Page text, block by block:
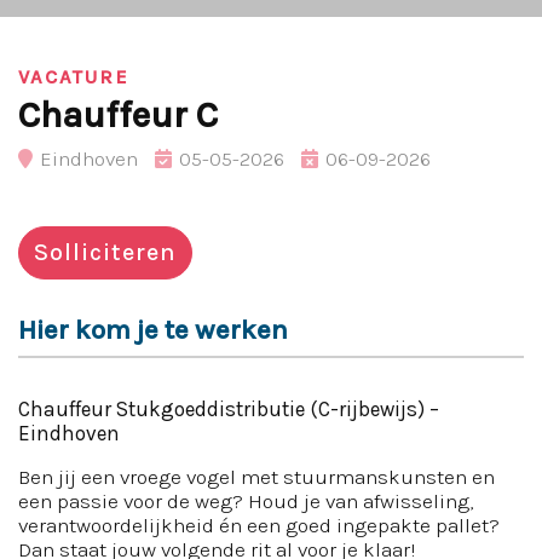
VACATURE
Chauffeur C
Eindhoven 05-05-2026 06-09-2026
Solliciteren
Hier kom je te werken
Chauffeur Stukgoeddistributie (C-rijbewijs) –
Eindhoven
Ben jij een vroege vogel met stuurmanskunsten en
een passie voor de weg? Houd je van afwisseling,
verantwoordelijkheid én een goed ingepakte pallet?
Dan staat jouw volgende rit al voor je klaar!